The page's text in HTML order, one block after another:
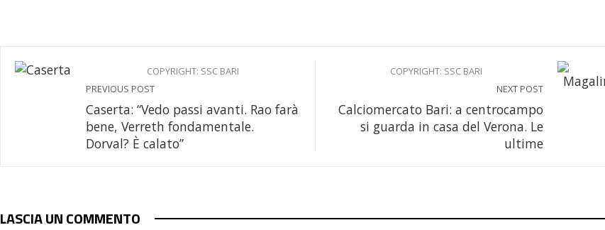
COPYRIGHT: SSC BARI
PREVIOUS POST
Caserta: “Vedo passi avanti. Rao farà
bene, Verreth fondamentale.
Dorval? È calato”
COPYRIGHT: SSC BARI
NEXT POST
Calciomercato Bari: a centrocampo
si guarda in casa del Verona. Le
ultime
LASCIA UN COMMENTO